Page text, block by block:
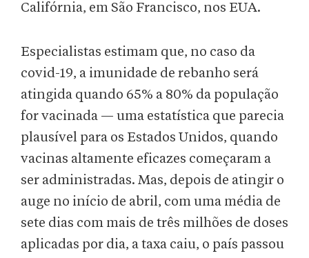
Califórnia, em São Francisco, nos EUA.
Especialistas estimam que, no caso da
covid-19, a imunidade de rebanho será
atingida quando 65% a 80% da população
for vacinada — uma estatística que parecia
plausível para os Estados Unidos, quando
vacinas altamente eficazes começaram a
ser administradas. Mas, depois de atingir o
auge no início de abril, com uma média de
sete dias com mais de três milhões de doses
aplicadas por dia, a taxa caiu, o país passou